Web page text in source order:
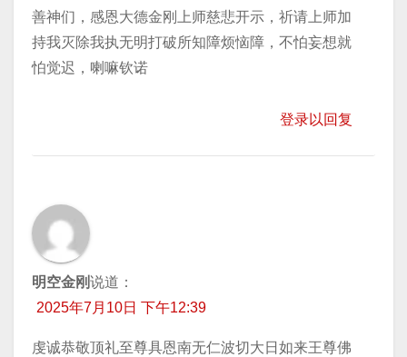
善神们，感恩大德金刚上师慈悲开示，祈请上师加
持我灭除我执无明打破所知障烦恼障，不怕妄想就
怕觉迟，喇嘛钦诺
登录以回复
明空金刚说道：
2025年7月10日 下午12:39
虔诚恭敬顶礼至尊具恩南无仁波切大日如来王尊佛